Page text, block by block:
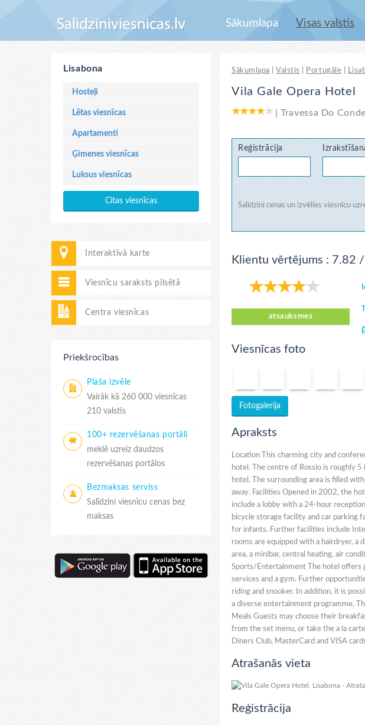
Sākumlapa Visas valstis
Lisabona
Hosteļi
Lētas viesnīcas
Apartamenti
Ģimenes viesnīcas
Luksus viesnīcas
Citas viesnīcas
Interaktīvā karte
Viesnīcu saraksts pilsētā
Centra viesnīcas
Priekšrocības
Plaša izvēle
Vairāk kā 260 000 viesnīcas
210 valstīs
100+ rezervēšanas portāli
meklē uzreiz daudzos
rezervēšanas portālos
Bezmaksas serviss
Salīdzini viesnīcu cenas bez
maksas
Sākumlapa |Valstis Portugāle
Vila Gale Opera Hotel
|Travessa Do
Reģistrācija
Salīdzini cenas un izvēlies viesnīcu
Klientu vērtējums : 7.82
atsauksmes
Viesnīcas foto
Fotogalerija
Apraksts
Location This charming city and
hotel. The centre of Rossio is roughly
hotel. The surrounding area is filled
away. Facilities Opened in 2002, the
include a lobby with a 24-hour
bicycle storage facility and car parking
for infants. Further facilities include
rooms are equipped with a hairdryer, a
area, a minibar, central heating, air
Sports/Entertainment The hotel offers
services and a gym. Further
riding and snooker. In addition, it is
a diverse entertainment programme.
Meals Guests may choose their
from the set menu, or take the a la
Diners Club, MasterCard and VISA
Atrašanās vieta
Reģistrācija